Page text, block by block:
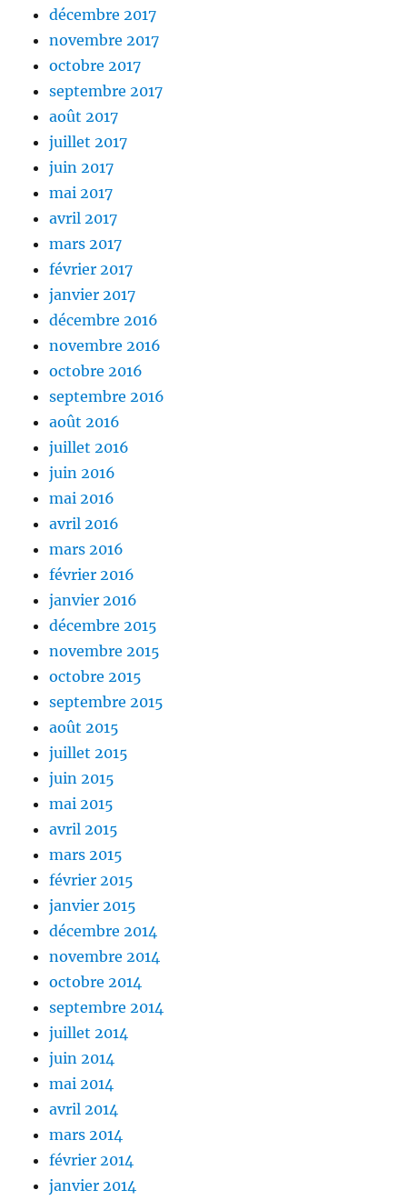
décembre 2017
novembre 2017
octobre 2017
septembre 2017
août 2017
juillet 2017
juin 2017
mai 2017
avril 2017
mars 2017
février 2017
janvier 2017
décembre 2016
novembre 2016
octobre 2016
septembre 2016
août 2016
juillet 2016
juin 2016
mai 2016
avril 2016
mars 2016
février 2016
janvier 2016
décembre 2015
novembre 2015
octobre 2015
septembre 2015
août 2015
juillet 2015
juin 2015
mai 2015
avril 2015
mars 2015
février 2015
janvier 2015
décembre 2014
novembre 2014
octobre 2014
septembre 2014
juillet 2014
juin 2014
mai 2014
avril 2014
mars 2014
février 2014
janvier 2014